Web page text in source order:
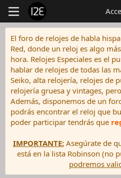
El foro de relojes de habla
Red, donde un reloj es algo
hora. Relojes Especiales es el
hablar de relojes de todas las
Seiko, alta relojería, relojes de
relojería gruesa y vintages,
Además, disponemos de un
podrás encontrar el reloj que
poder participar tendrás que
IMPORTANTE:Asegúrate de
está en la lista Robinson (no
podremos